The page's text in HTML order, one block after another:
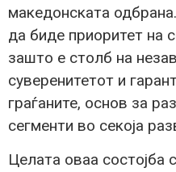
македонската
да биде приоритет на
зашто е столб на
суверенитетот и
граѓаните, основ за
сегменти во секоја
Целата оваа состојба